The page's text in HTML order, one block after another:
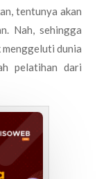
tentunya akan
Nah, sehingga
dunia
pelatihan dari